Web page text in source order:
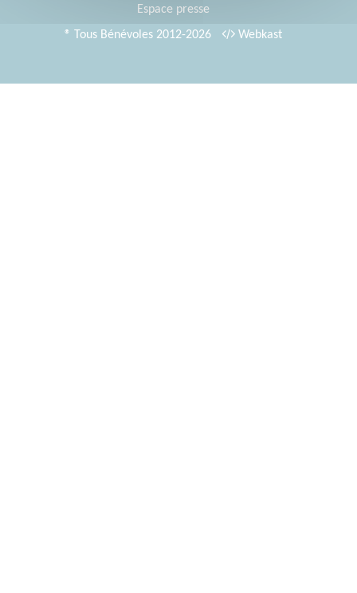
Espace presse
® Tous Bénévoles 2012-2026
Webkast